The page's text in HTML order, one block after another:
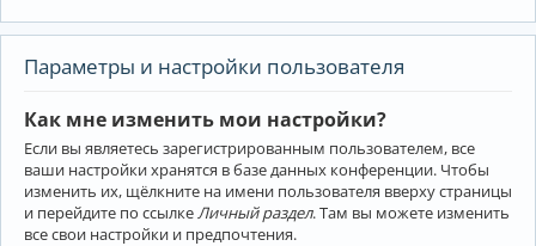
Параметры и настройки пользователя
Как мне изменить мои настройки?
Если вы являетесь зарегистрированным пользователем, все
ваши настройки хранятся в базе данных конференции. Чтобы
изменить их, щёлкните на имени пользователя вверху страницы
и перейдите по ссылке Личный раздел. Там вы можете изменить
все свои настройки и предпочтения.